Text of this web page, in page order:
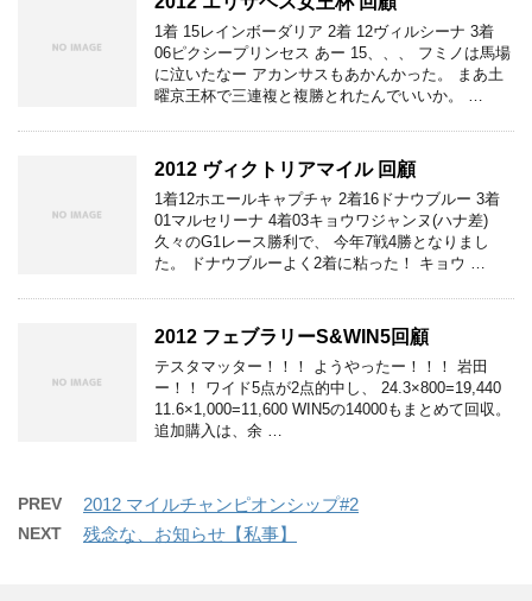
1着 15レインボーダリア 2着 12ヴィルシーナ 3着
06ピクシープリンセス あー 15、、、 フミノは馬場
に泣いたなー アカンサスもあかんかった。 まあ土
曜京王杯で三連複と複勝とれたんでいいか。 …
2012 ヴィクトリアマイル 回顧
1着12ホエールキャプチャ 2着16ドナウブルー 3着
01マルセリーナ 4着03キョウワジャンヌ(ハナ差)
久々のG1レース勝利で、 今年7戦4勝となりまし
た。 ドナウブルーよく2着に粘った！ キョウ …
2012 フェブラリーS&WIN5回顧
テスタマッター！！！ ようやったー！！！ 岩田
ー！！ ワイド5点が2点的中し、 24.3×800=19,440
11.6×1,000=11,600 WIN5の14000もまとめて回収。
追加購入は、余 …
PREV 2012 マイルチャンピオンシップ#2
NEXT 残念な、お知らせ【私事】